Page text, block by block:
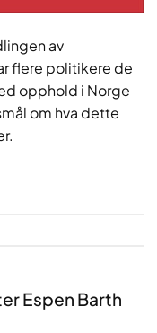
av
flere politikere de
opphold i Norge
om hva dette
Espen Barth